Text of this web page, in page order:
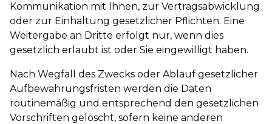
Kommunikation mit Ihnen, zur Vertragsabwicklung
oder zur Einhaltung gesetzlicher Pflichten. Eine
Weitergabe an Dritte erfolgt nur, wenn dies
gesetzlich erlaubt ist oder Sie eingewilligt haben.
Nach Wegfall des Zwecks oder Ablauf gesetzlicher
Aufbewahrungsfristen werden die Daten
routinemäßig und entsprechend den gesetzlichen
Vorschriften gelöscht, sofern keine anderen